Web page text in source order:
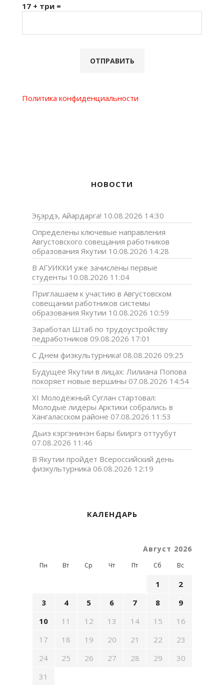
17 + три =
Политика конфиденциальности
НОВОСТИ
Эҕэрдэ, Айардарга! 10.08.2026 14:30
Определены ключевые направления
Августовского совещания работников
образования Якутии 10.08.2026 14:28
В АГУИККИ уже зачислены первые
студенты 10.08.2026 11:04
Приглашаем к участию в Августовском
совещании работников системы
образования Якутии 10.08.2026 10:59
Заработал Штаб по трудоустройству
педработников 09.08.2026 17:01
С Днем физкультурника! 08.08.2026 09:25
Будущее Якутии в лицах: Лилиана Попова
покоряет новые вершины 07.08.2026 14:54
XI Молодёжный Суглан стартовал:
Молодые лидеры Арктики собрались в
Хангаласском районе 07.08.2026 11:53
Дьиэ кэргэнинэн бары бииргэ оттуубут
07.08.2026 11:46
В Якутии пройдет Всероссийский день
физкультурника 06.08.2026 12:19
КАЛЕНДАРЬ
Август 2026
Пн Вт Ср Чт Пт Сб Вс
1
2
3
4 5 6 7 8
9
10
11 12 13 14 15
16
17
18 19 20 21 22
23
24
25 26 27 28 29
30
31